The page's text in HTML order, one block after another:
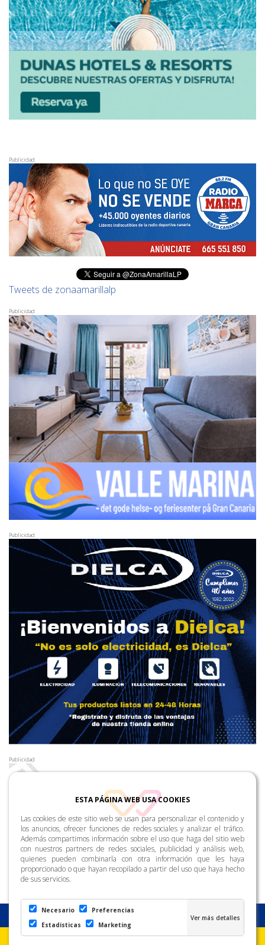
Publicidad
Tweets de zonaamarillalp
Publicidad
Publicidad
Publicidad
ESTA PÁGINA WEB USA COOKIES
Las cookies de este sitio web se usan para personalizar el contenido y
los anuncios, ofrecer funciones de redes sociales y analizar el tráfico.
Además compartimos información sobre el uso que haga del sitio web
con nuestros partners de redes sociales, publicidad y análisis web,
quienes pueden combinarla con otra información que les haya
proporcionado o que hayan recopilado a partir del uso que haya hecho
de sus servicios.
Necesario
Preferencias
Estadisticas
Marketing